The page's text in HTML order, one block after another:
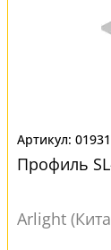
Профиль
Arlight